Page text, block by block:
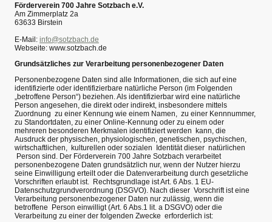
Förderverein 700 Jahre Sotzbach e.V.
Am Zimmerplatz 2a
63633 Birstein
E-Mail: info@sotzbach.de
Webseite: www.sotzbach.de
Grundsätzliches zur Verarbeitung personenbezogener Daten
Personenbezogene Daten sind alle Informationen, die sich auf eine
identifizierte oder identifizierbare natürliche Person (im Folgenden
„betroffene Person“) beziehen. Als identifizierbar wird eine natürliche
Person angesehen, die direkt oder indirekt, insbesondere mittels
Zuordnung zu einer Kennung wie einem Namen, zu einer Kennnummer,
zu Standortdaten, zu einer Online-Kennung oder zu einem oder
mehreren besonderen Merkmalen identifiziert werden kann, die
Ausdruck der physischen, physiologischen, genetischen, psychischen,
wirtschaftlichen, kulturellen oder sozialen Identität dieser natürlichen
Person sind. Der Förderverein 700 Jahre Sotzbach verarbeitet
personenbezogene Daten grundsätzlich nur, wenn der Nutzer hierzu
seine Einwilligung erteilt oder die Datenverarbeitung durch gesetzliche
Vorschriften erlaubt ist. Rechtsgrundlage ist Art. 6 Abs. 1 EU-
Datenschutzgrundverordnung (DSGVO). Nach dieser Vorschrift ist eine
Verarbeitung personenbezogener Daten nur zulässig, wenn die
betroffene Person einwilligt (Art. 6 Abs.1 lit. a DSGVO) oder die
Verarbeitung zu einer der folgenden Zwecke erforderlich ist: